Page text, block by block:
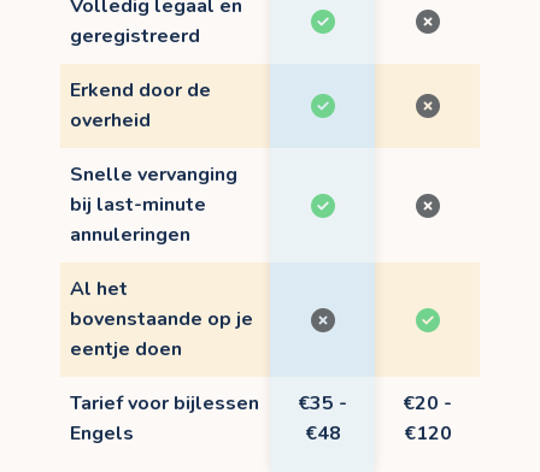
Volledig legaal en
geregistreerd
Erkend door de
overheid
Snelle vervanging
bij last-minute
annuleringen
Al het
bovenstaande op je
eentje doen
Tarief voor bijlessen
Engels
€35 -
€48
€20 -
€120